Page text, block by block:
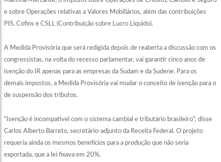
e sobre Operações relativas a Valores Mobiliários, além das contribuições
PIS, Cofins e CSLL (Contribuição sobre Lucro Líquido).
A Medida Provisória que será redigida depois de reaberta a discussão com os
congressistas, na volta do recesso parlamentar, vai garantir cinco anos de
isenção do IR apenas para as empresas da Sudam e da Sudene. Para os
demais impostos, a Medida Provisória vai mudar o conceito de isenção para o
de suspensão dos tributos.
"Isenção é incompatível com o sistema cambial e tributário brasileiro", disse
Carlos Alberto Barreto, secretário-adjunto da Receita Federal. O projeto
requeria ainda os mesmos benefícios para a produção que não seria
exportada, que a lei fixava em 20%.